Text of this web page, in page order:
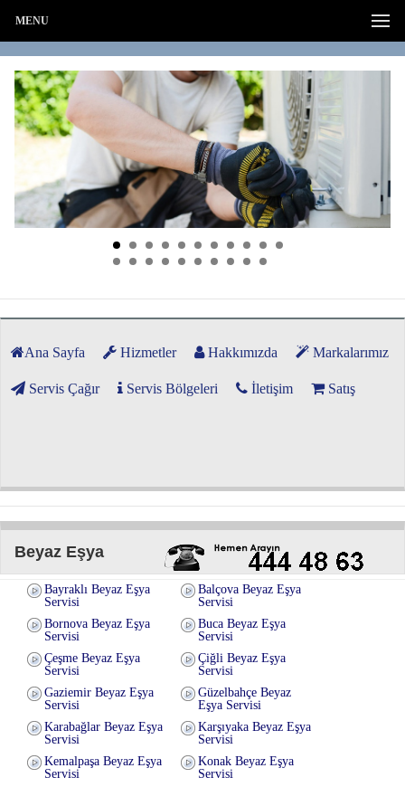
MENU
Ana Sayfa Hizmetler Hakkımızda Markalarımız
Servis Çağır Servis Bölgeleri İletişim Satış
Beyaz Eşya
Bayraklı Beyaz Eşya
Servisi
Balçova Beyaz Eşya
Servisi
Bornova Beyaz Eşya
Servisi
Buca Beyaz Eşya
Servisi
Çeşme Beyaz Eşya
Servisi
Çiğli Beyaz Eşya
Servisi
Gaziemir Beyaz Eşya
Servisi
Güzelbahçe Beyaz
Eşya Servisi
Karabağlar Beyaz Eşya
Servisi
Karşıyaka Beyaz Eşya
Servisi
Kemalpaşa Beyaz Eşya
Servisi
Konak Beyaz Eşya
Servisi